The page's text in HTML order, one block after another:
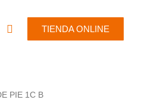
Cart TIENDA ONLINE
PIE 1C B